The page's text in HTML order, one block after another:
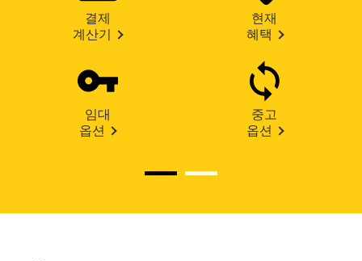
결제
계산기
현재
혜택
임대
옵션
중고
옵션